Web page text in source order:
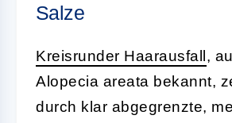
Salze
Kreisrunder Haarausfall ,
Alopecia areata bekannt,
durch klar abgegrenzte,